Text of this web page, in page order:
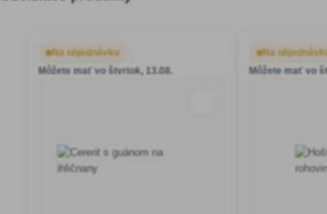
Na objednávku
Môžete mať vo štvrtok, 13.08.
Na
Môžete mať vo